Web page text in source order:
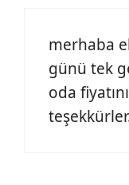
merhaba
günü tek
oda